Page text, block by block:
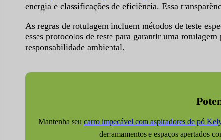
energia e classificações de eficiência. Essa
As regras de rotulagem incluem métodos de teste
esses protocolos de teste para garantir uma
responsabilidade ambiental.
Mantenha seu carro impecável com aspiradores de pó
derramamentos e espaços apertados